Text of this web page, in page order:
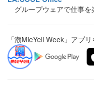
グループウェアで仕事を
「潮MieYell Week」アプ